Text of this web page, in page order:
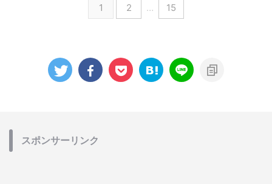
1 2 … 15
スポンサーリンク